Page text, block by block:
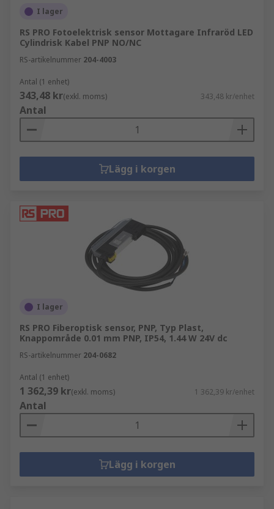
I lager
RS PRO Fotoelektrisk sensor Mottagare Infraröd LED
Cylindrisk Kabel PNP NO/NC
RS-artikelnummer 204-4003
Antal (1 enhet)
343,48 kr(exkl. moms) 343,48 kr/enhet
Antal
Lägg i korgen
I lager
RS PRO Fiberoptisk sensor, PNP, Typ Plast,
Knappområde 0.01 mm PNP, IP54, 1.44 W 24V dc
RS-artikelnummer 204-0682
Antal (1 enhet)
1 362,39 kr(exkl. moms) 1 362,39 kr/enhet
Antal
Lägg i korgen